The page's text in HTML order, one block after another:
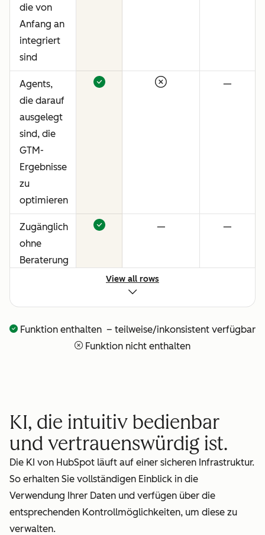
die von
Anfang an
integriert
sind
Agents,
die darauf
ausgelegt
sind, die
GTM-
Ergebnisse
zu
optimieren
—
Zugänglich
ohne
Beraterung
Setup
— —
Vollständige
gerade tut
— —
Bezahlung
für
erbrachte
Leistungen
— —
View all rows
Funktion enthalten – teilweise/inkonsistent verfügbar
Funktion nicht enthalten
KI, die intuitiv bedienbar
und vertrauenswürdig ist.
Die KI von HubSpot läuft auf einer sicheren Infrastruktur.
So erhalten Sie vollständigen Einblick in die
Verwendung Ihrer Daten und verfügen über die
entsprechenden Kontrollmöglichkeiten, um diese zu
verwalten.